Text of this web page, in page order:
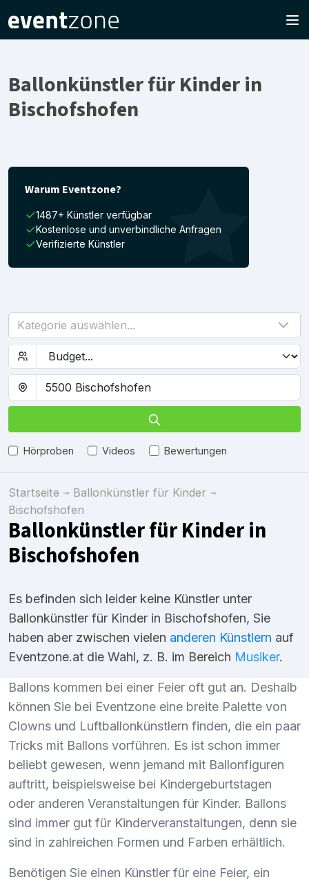
Ballonkünstler für Kinder in
Bischofshofen
Warum Eventzone?
1487+ Künstler verfügbar
Kostenlose und unverbindliche Anfragen
Verifizierte Künstler
Kategorie auswählen...
Hörproben Videos Bewertungen
Startseite
Ballonkünstler für Kinder
Bischofshofen
Ballonkünstler für Kinder in
Bischofshofen
Es befinden sich leider keine Künstler unter
Ballonkünstler für Kinder in Bischofshofen, Sie
haben aber zwischen vielen anderen Künstlern auf
Eventzone.at die Wahl, z. B. im Bereich Musiker.
Ballons kommen bei einer Feier oft gut an. Deshalb
können Sie bei Eventzone eine breite Palette von
Clowns und Luftballonkünstlern finden, die ein paar
Tricks mit Ballons vorführen. Es ist schon immer
beliebt gewesen, wenn jemand mit Ballonfiguren
auftritt, beispielsweise bei Kindergeburtstagen
oder anderen Veranstaltungen für Kinder. Ballons
sind immer gut für Kinderveranstaltungen, denn sie
sind in zahlreichen Formen und Farben erhältlich.
Benötigen Sie einen Künstler für eine Feier, ein